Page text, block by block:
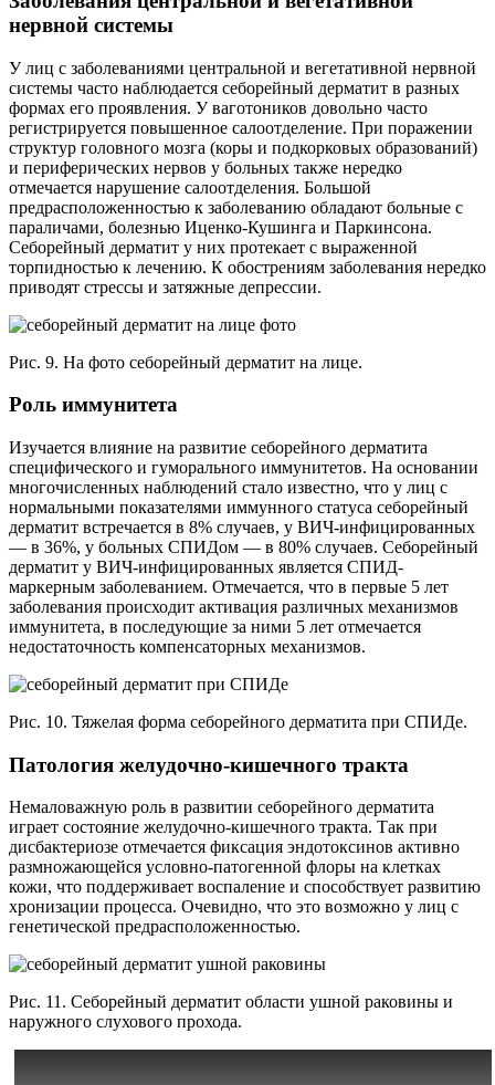
нервной системы
У лиц с заболеваниями центральной и вегетативной нервной
системы часто наблюдается себорейный дерматит в разных
формах его проявления. У ваготоников довольно часто
регистрируется повышенное салоотделение. При поражении
структур головного мозга (коры и подкорковых образований)
и периферических нервов у больных также нередко
отмечается нарушение салоотделения. Большой
предрасположенностью к заболеванию обладают больные с
параличами, болезнью Иценко-Кушинга и Паркинсона.
Себорейный дерматит у них протекает с выраженной
торпидностью к лечению. К обострениям заболевания нередко
приводят стрессы и затяжные депрессии.
Рис. 9. На фото себорейный дерматит на лице.
Роль иммунитета
Изучается влияние на развитие себорейного дерматита
специфического и гуморального иммунитетов. На основании
многочисленных наблюдений стало известно, что у лиц с
нормальными показателями иммунного статуса себорейный
дерматит встречается в 8% случаев, у ВИЧ-инфицированных
— в 36%, у больных СПИДом — в 80% случаев. Себорейный
дерматит у ВИЧ-инфицированных является СПИД-
маркерным заболеванием. Отмечается, что в первые 5 лет
заболевания происходит активация различных механизмов
иммунитета, в последующие за ними 5 лет отмечается
недостаточность компенсаторных механизмов.
Рис. 10. Тяжелая форма себорейного дерматита при СПИДе.
Патология желудочно-кишечного тракта
Немаловажную роль в развитии себорейного дерматита
играет состояние желудочно-кишечного тракта. Так при
дисбактериозе отмечается фиксация эндотоксинов активно
размножающейся условно-патогенной флоры на клетках
кожи, что поддерживает воспаление и способствует развитию
хронизации процесса. Очевидно, что это возможно у лиц с
генетической предрасположенностью.
Рис. 11. Себорейный дерматит области ушной раковины и
наружного слухового прохода.